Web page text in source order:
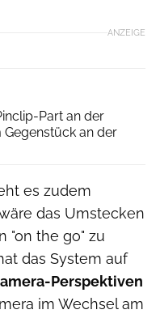
ANZEIGE
Part an der
Gegenstück an der
es zudem
das Umstecken
"on the go" zu
das System auf
Perspektiven
im Wechsel am